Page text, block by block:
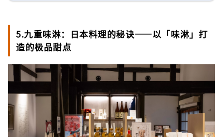
5.九重味淋：日本料理的秘诀——以「味淋」打
造的极品甜点